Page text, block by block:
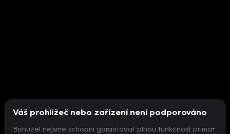
Váš prohlížeč nebo zařízení není podporováno
Bohužel nejsme schopni garantovat plnou funkčnost prima+